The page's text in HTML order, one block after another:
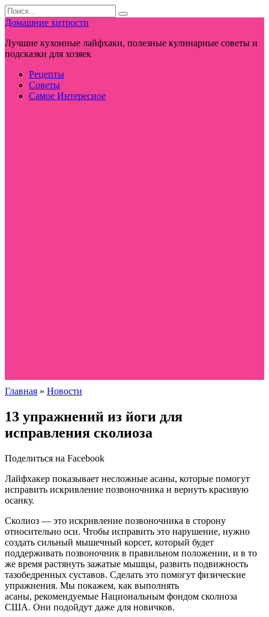
Перейти
к
контенту
Search
for:
Домашние хитрости
Лучшие кухонные лайфхаки, полезные кулинарные советы и
подсказки для хозяек
Рецепты
Советы
Самое Интересное
Главная » Новости
13 упражнений из йоги для
исправления сколиоза
Поделиться на Facebook
Лайфхакер показывает несложные асаны, которые помогут
исправить искривление позвоночника и вернуть красивую
осанку.
Сколиоз — это искривление позвоночника в сторону
относительно оси. Чтобы исправить это нарушение, нужно
создать сильный мышечный корсет, который будет
поддерживать позвоночник в правильном положении, и в то
же время растянуть зажатые мышцы, развить подвижность
тазобедренных суставов. Сделать это помогут физические
упражнения. Мы покажем, как выполнять
асаны, рекомендуемые Национальным фондом сколиоза
США. Они подойдут даже для новичков.